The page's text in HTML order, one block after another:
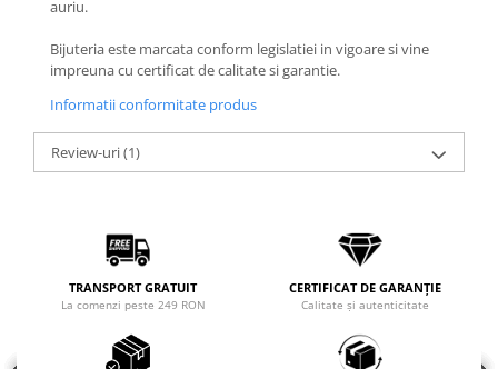
semiprețioase
BRĂȚĂRI DE PICIOR
Brățări de picior din Aur
Brățări de picior din Argint
COLIERE
Coliere cu mărgele colorate și
auriu.
Bijuteria este marcata conform legislatiei in vigoare si vine
impreuna cu certificat de calitate si garantie.
Informatii conformitate produs
Review-uri(1)
TRANSPORT GRATUIT
La comenzi peste 249 RON
CERTIFICAT DE GARANȚIE
Calitate și autenticitate